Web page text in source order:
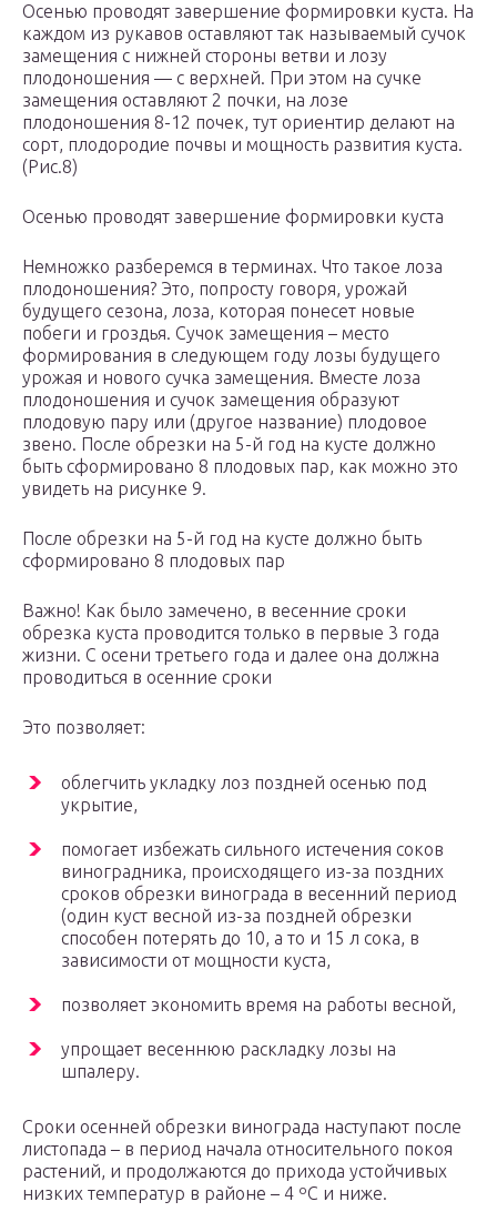
Осенью проводят завершение формировки куста. На
каждом из рукавов оставляют так называемый сучок
замещения с нижней стороны ветви и лозу
плодоношения — с верхней. При этом на сучке
замещения оставляют 2 почки, на лозе
плодоношения 8-12 почек, тут ориентир делают на
сорт, плодородие почвы и мощность развития куста.
(Рис.8)
Осенью проводят завершение формировки куста
Немножко разберемся в терминах. Что такое лоза
плодоношения? Это, попросту говоря, урожай
будущего сезона, лоза, которая понесет новые
побеги и гроздья. Сучок замещения – место
формирования в следующем году лозы будущего
урожая и нового сучка замещения. Вместе лоза
плодоношения и сучок замещения образуют
плодовую пару или (другое название) плодовое
звено. После обрезки на 5-й год на кусте должно
быть сформировано 8 плодовых пар, как можно это
увидеть на рисунке 9.
После обрезки на 5-й год на кусте должно быть
сформировано 8 плодовых пар
Важно! Как было замечено, в весенние сроки
обрезка куста проводится только в первые 3 года
жизни. С осени третьего года и далее она должна
проводиться в осенние сроки
Это позволяет:
облегчить укладку лоз поздней осенью под
укрытие,
помогает избежать сильного истечения соков
виноградника, происходящего из-за поздних
сроков обрезки винограда в весенний период
(один куст весной из-за поздней обрезки
способен потерять до 10, а то и 15 л сока, в
зависимости от мощности куста,
позволяет экономить время на работы весной,
упрощает весеннюю раскладку лозы на
шпалеру.
Сроки осенней обрезки винограда наступают после
листопада – в период начала относительного покоя
растений, и продолжаются до прихода устойчивых
низких температур в районе – 4 ºС и ниже.